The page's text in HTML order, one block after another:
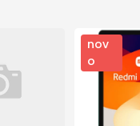
nov
o